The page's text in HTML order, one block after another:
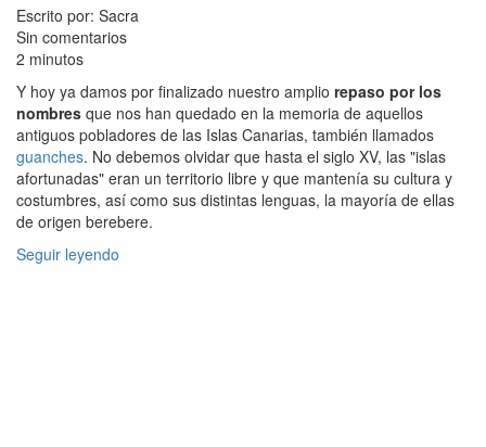
Escrito por: Sacra
Sin comentarios
2 minutos
Y hoy ya damos por finalizado nuestro amplio repaso por los
nombres que nos han quedado en la memoria de aquellos
antiguos pobladores de las Islas Canarias, también llamados
guanches. No debemos olvidar que hasta el siglo XV, las "islas
afortunadas" eran un territorio libre y que mantenía su cultura y
costumbres, así como sus distintas lenguas, la mayoría de ellas
de origen berebere.
Seguir leyendo